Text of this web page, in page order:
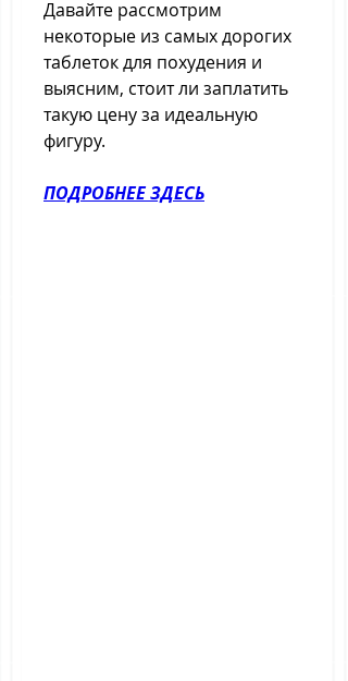
Давайте рассмотрим
некоторые из самых дорогих
таблеток для похудения и
выясним, стоит ли заплатить
такую цену за идеальную
фигуру.
ПОДРОБНЕЕ ЗДЕСЬ